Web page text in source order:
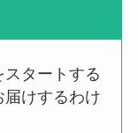
タートする
けするわけ